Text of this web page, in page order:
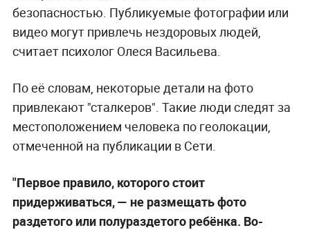
безопасностью. Публикуемые фотографии или
видео могут привлечь нездоровых людей,
считает психолог Олеся Васильева.
По её словам, некоторые детали на фото
привлекают "сталкеров". Такие люди следят за
местоположением человека по геолокации,
отмеченной на публикации в Сети.
"Первое правило, которого стоит
придерживаться,— не размещать фото
раздетого или полураздетого ребёнка. Во-